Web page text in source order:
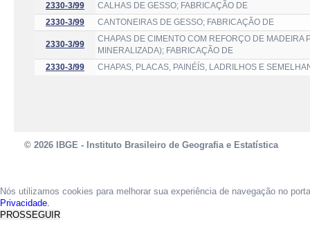
2330-3/99
CALHAS DE GESSO; FABRICAÇÃO DE
2330-3/99
CANTONEIRAS DE GESSO; FABRICAÇÃO DE
2330-3/99
CHAPAS DE CIMENTO COM REFORÇO DE MADEIRA
MINERALIZADA); FABRICAÇÃO DE
2330-3/99
CHAPAS, PLACAS, PAINÉÍS, LADRILHOS E
© 2026 IBGE - Instituto Brasileiro de Geografia e Estatística
Nós utilizamos cookies para melhorar sua experiência de navegação no
Privacidade.
PROSSEGUIR